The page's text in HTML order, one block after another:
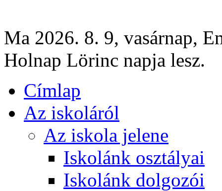
Ma 2026. 8. 9, vasárnap,
Holnap Lörinc napja lesz.
Címlap
Az iskoláról
Az iskola jelene
Iskolánk osztályai
Iskolánk dolgozói